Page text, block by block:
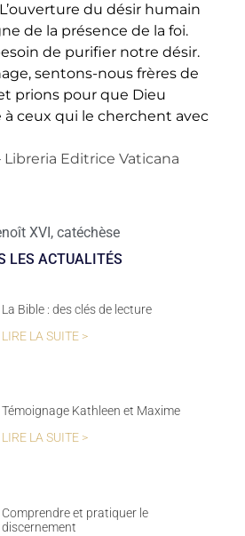
du désir humain
de la présence de la foi.
de purifier notre désir.
sentons-nous frères de
prions pour que Dieu
ceux qui le cherchent avec
Editrice Vaticana
XVI, catéchèse
LES ACTUALITÉS
La Bible : des clés de lecture
LIRE LA SUITE >
Témoignage Kathleen et Maxime
LIRE LA SUITE >
Comprendre et pratiquer le
discernement